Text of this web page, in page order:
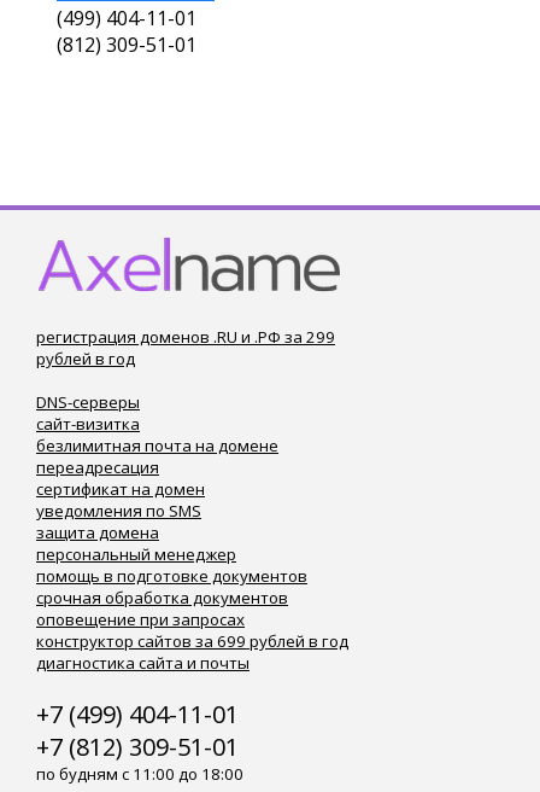
(499) 404-11-01
(812) 309-51-01
регистрация доменов .RU и .РФ за 299
рублей в год
DNS-серверы
сайт-визитка
безлимитная почта на домене
переадресация
сертификат на домен
уведомления по SMS
защита домена
персональный менеджер
помощь в подготовке документов
срочная обработка документов
оповещение при запросах
конструктор сайтов за 699 рублей в год
диагностика сайта и почты
+7 (499) 404-11-01
+7 (812) 309-51-01
по будням с 11:00 до 18:00